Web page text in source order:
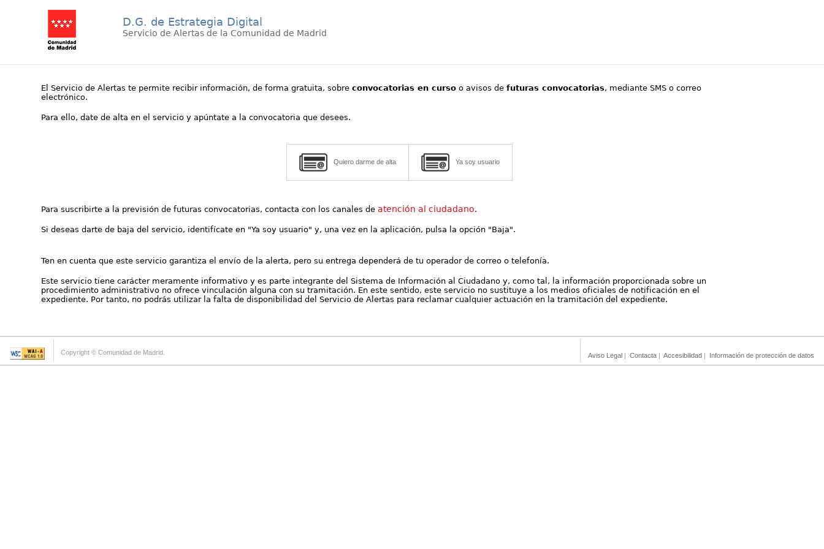
D.G. de Estrategia Digital
Servicio de Alertas de la Comunidad de Madrid
El Servicio de Alertas te permite recibir información, de forma gratuita, sobreconvocatorias en curso o avisos defuturas convocatorias, mediante SMS o correo
electrónico.
Para ello, date de alta en el servicio y apúntate a la convocatoria que desees.
Quiero darme de alta Ya soy usuario
Para suscribirte a la previsión de futuras convocatorias, contacta con los canales deatención al ciudadano.
Si deseas darte de baja del servicio, identifícate en "Ya soy usuario" y, una vez en la aplicación, pulsa la opción "Baja".
Ten en cuenta que este servicio garantiza el envío de la alerta, pero su entrega dependerá de tu operador de correo o telefonía.
Este servicio tiene carácter meramente informativo y es parte integrante del Sistema de Información al Ciudadano y, como tal, la información proporcionada sobre un
procedimiento administrativo no ofrece vinculación alguna con su tramitación. En este sentido, este servicio no sustituye a los medios oficiales de notificación en el
expediente. Por tanto, no podrás utilizar la falta de disponibilidad del Servicio de Alertas para reclamar cualquier actuación en la tramitación del expediente.
Copyright © Comunidad de Madrid. Aviso Legal | Contacta | Accesibilidad | Información de protección de datos